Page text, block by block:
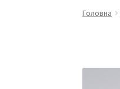
Головна